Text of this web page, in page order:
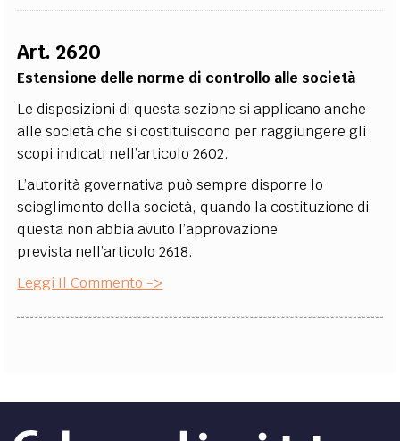
Art. 2620
Estensione delle norme di controllo alle società
Le disposizioni di questa sezione si applicano anche
alle società che si costituiscono per raggiungere gli
scopi indicati nell’articolo 2602.
L’autorità governativa può sempre disporre lo
scioglimento della società, quando la costituzione di
questa non abbia avuto l’approvazione
prevista nell’articolo 2618.
Leggi Il Commento ->